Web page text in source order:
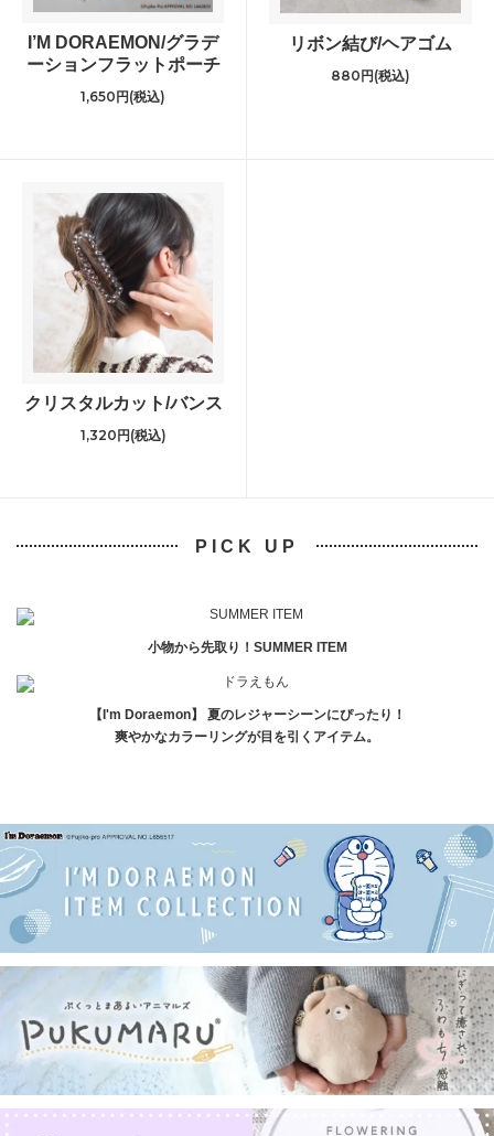
I’M DORAEMON/グラデ
ーションフラットポーチ
1,650円(税込)
リボン結び/ヘアゴム
880円(税込)
クリスタルカット/バンス
1,320円(税込)
PICK UP
小物から先取り！SUMMER ITEM
【I'm Doraemon】 夏のレジャーシーンにぴったり！
爽やかなカラーリングが目を引くアイテム。